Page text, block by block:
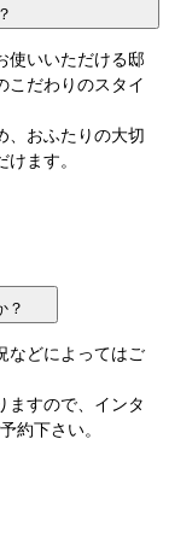
使いいただける邸
こだわりのスタイ
、おふたりの大切
ます。
？
などによってはご
ますので、インタ
約下さい。